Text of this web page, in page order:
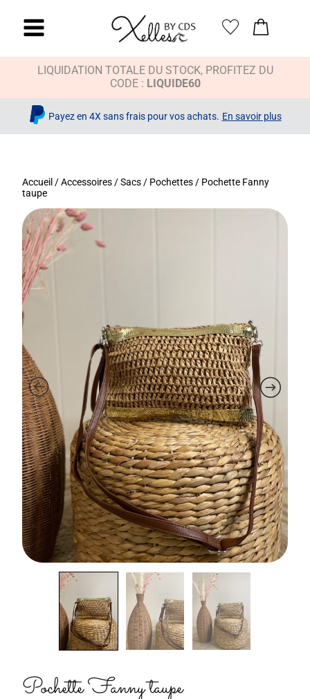
LIQUIDATION TOTALE DU STOCK, PROFITEZ DU
CODE : LIQUIDE60
Payez en 4X sans frais pour vos achats. En savoir plus
Accueil /Accessoires /Sacs / Pochettes / Pochette Fanny
taupe
Pochette Fanny taupe